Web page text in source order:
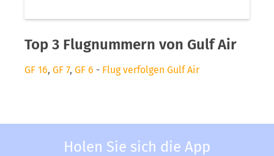
Top 3 Flugnummern von Gulf Air
GF 16, GF 7, GF 6 - Flug verfolgen Gulf Air
Holen Sie sich die App